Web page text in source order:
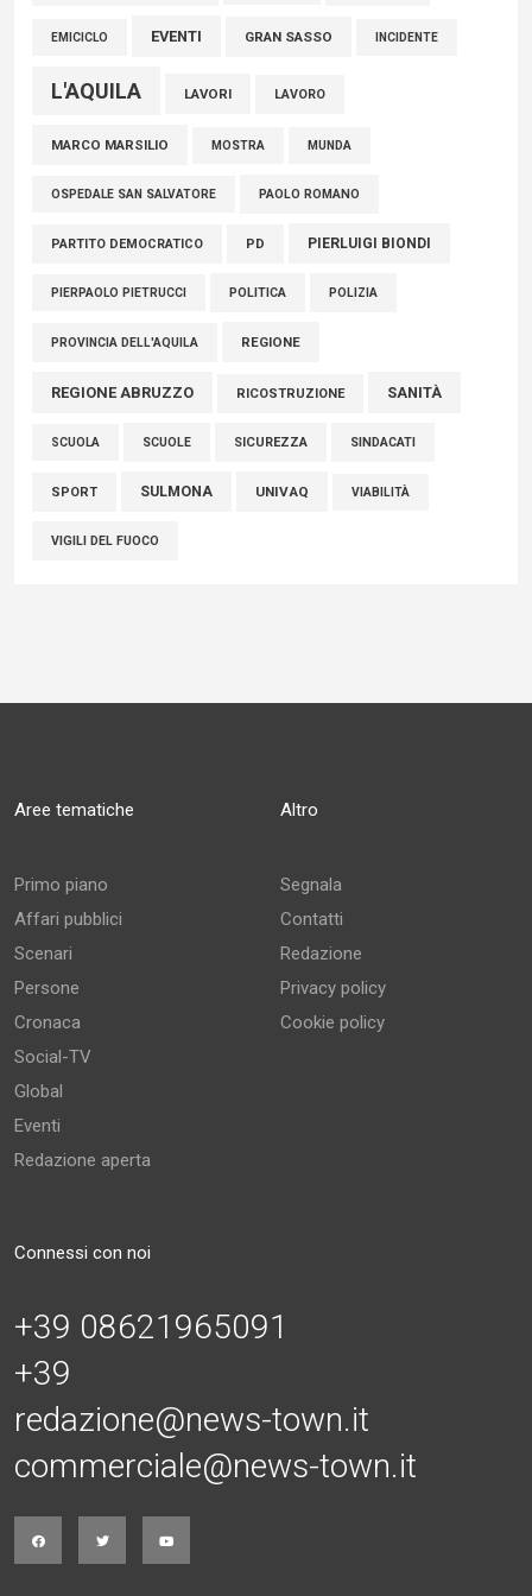
EMICICLO EVENTI GRAN SASSO INCIDENTE
L'AQUILA LAVORI LAVORO
MARCO MARSILIO MOSTRA MUNDA
OSPEDALE SAN SALVATORE PAOLO ROMANO
PARTITO DEMOCRATICO PD PIERLUIGI BIONDI
PIERPAOLO PIETRUCCI POLITICA POLIZIA
PROVINCIA DELL'AQUILA REGIONE
REGIONE ABRUZZO RICOSTRUZIONE SANITÀ
SCUOLA SCUOLE SICUREZZA SINDACATI
SPORT SULMONA UNIVAQ VIABILITÀ
VIGILI DEL FUOCO
Aree tematiche
Primo piano
Affari pubblici
Scenari
Persone
Cronaca
Social-TV
Global
Eventi
Redazione aperta
Altro
Segnala
Contatti
Redazione
Privacy policy
Cookie policy
Connessi con noi
+39 08621965091
+39
redazione@news-town.it
commerciale@news-town.it